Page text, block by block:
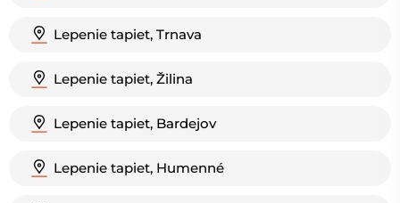
Lepenie tapiet, Trnava
Lepenie tapiet, Žilina
Lepenie tapiet, Bardejov
Lepenie tapiet, Humenné